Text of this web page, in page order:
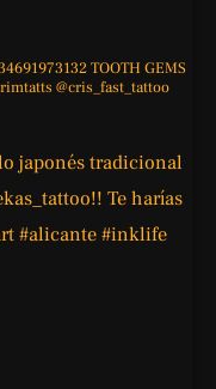
TOOTH GEMS
@cris_fast_tattoo